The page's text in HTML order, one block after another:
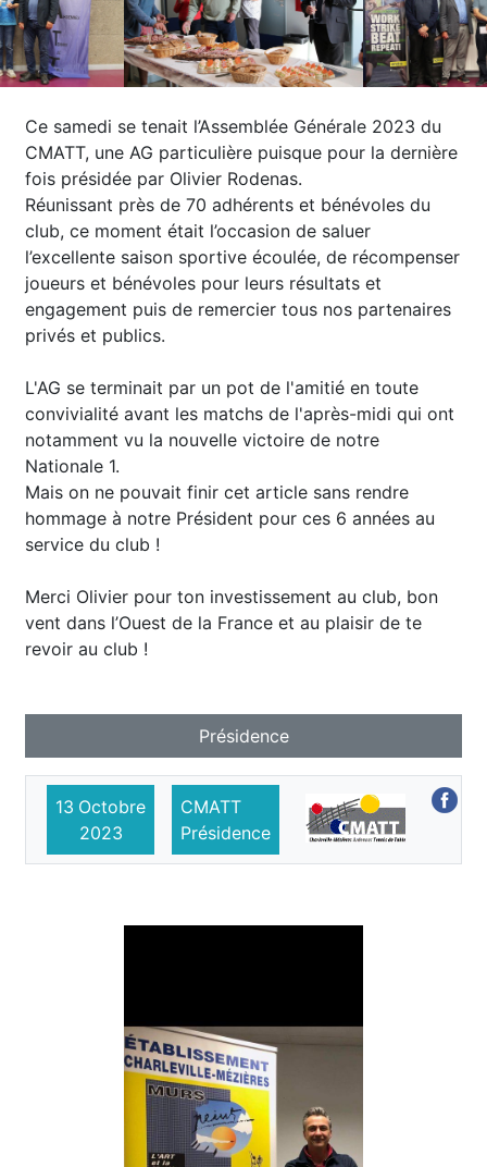
Ce samedi se tenait l’Assemblée Générale 2023 du
CMATT, une AG particulière puisque pour la dernière
fois présidée par Olivier Rodenas.
Réunissant près de 70 adhérents et bénévoles du
club, ce moment était l’occasion de saluer
l’excellente saison sportive écoulée, de récompenser
joueurs et bénévoles pour leurs résultats et
engagement puis de remercier tous nos partenaires
privés et publics.
L'AG se terminait par un pot de l'amitié en toute
convivialité avant les matchs de l'après-midi qui ont
notamment vu la nouvelle victoire de notre
Nationale 1.
Mais on ne pouvait finir cet article sans rendre
hommage à notre Président pour ces 6 années au
service du club !
Merci Olivier pour ton investissement au club, bon
vent dans l’Ouest de la France et au plaisir de te
revoir au club !
Présidence
13 Octobre
2023
CMATT
Présidence